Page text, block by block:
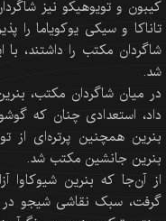
کیبون و تویوهیکو نیز
تاناکا و سیکی یوکویاما را
شاگردان مکتب را داشتند،
شد.
در میان شاگردان مکتب،
داد، استعدادی چنان که
بنرین همچنین پرتره‌ای از
بنرین جانشین مکتب شد.
از آن‌جا که بنرین شیوکاوا
گرفت، سبک نقاشی شیجو در